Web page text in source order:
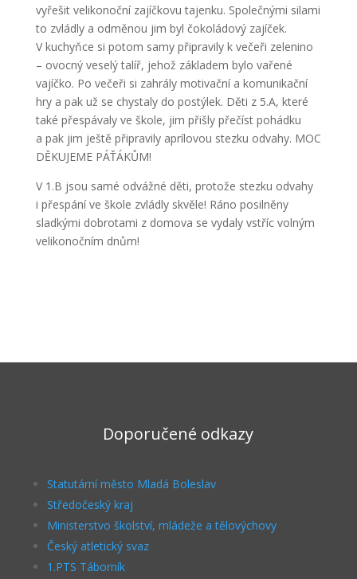
vyřešit velikonoční zajíčkovu tajenku. Společnými silami
to zvládly a odměnou jim byl čokoládový zajíček.
V kuchyňce si potom samy připravily k večeři zelenino
– ovocný veselý talíř, jehož základem bylo vařené
vajíčko. Po večeři si zahrály motivační a komunikační
hry a pak už se chystaly do postýlek. Děti z 5.A, které
také přespávaly ve škole, jim přišly přečíst pohádku
a pak jim ještě připravily aprílovou stezku odvahy. MOC
DĚKUJEME PÁŤÁKŮM!
V 1.B jsou samé odvážné děti, protože stezku odvahy
i přespání ve škole zvládly skvěle! Ráno posilněny
sladkými dobrotami z domova se vydaly vstříc volným
velikonočním dnům!
Doporučené odkazy
Statutární město Mladá Boleslav
Středočeský kraj
Ministerstvo školství, mládeže a tělovýchovy
Český atletický svaz
1.PTS Táborník